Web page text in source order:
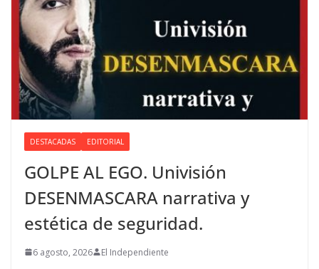
DESTACADAS EDITORIAL
GOLPE AL EGO. Univisión
DESENMASCARA narrativa y
estética de seguridad.
6 agosto, 2026 El Independiente